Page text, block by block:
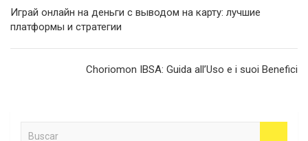
de
entradas
Играй онлайн на деньги с выводом на карту: лучшие
платформы и стратегии
Choriomon IBSA: Guida all’Uso e i suoi Benefici